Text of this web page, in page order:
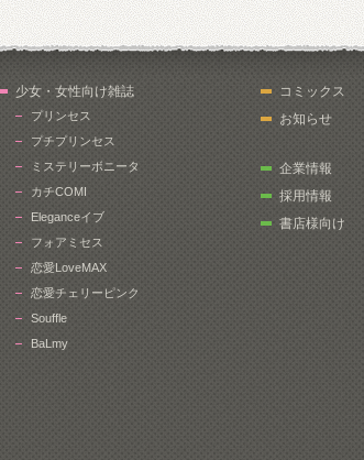
少女・女性向け雑誌
プリンセス
プチプリンセス
ミステリーボニータ
カチCOMI
Eleganceイブ
フォアミセス
恋愛LoveMAX
恋愛チェリーピンク
Souffle
BaLmy
コミックス
お知らせ
企業情報
採用情報
書店様向け